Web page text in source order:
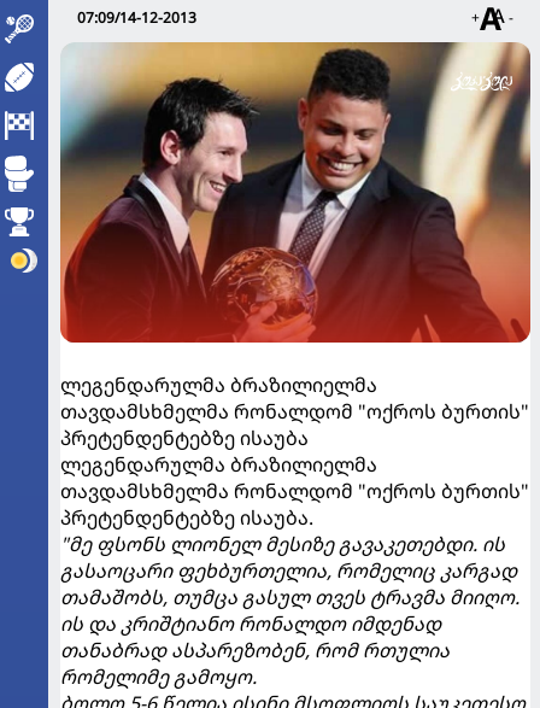
07:09/14-12-2013 + -
ლეგენდარულმა ბრაზილიელმა
თავდამსხმელმა რონალდომ "ოქროს ბურთის"
პრეტენდენტებზე ისაუბა
ლეგენდარულმა ბრაზილიელმა
თავდამსხმელმა რონალდომ "ოქროს ბურთის"
პრეტენდენტებზე ისაუბა.
"მე ფსონს ლიონელ მესიზე გავაკეთებდი. ის
გასაოცარი ფეხბურთელია, რომელიც კარგად
თამაშობს, თუმცა გასულ თვეს ტრავმა მიიღო.
ის და კრიშტიანო რონალდო იმდენად
თანაბრად ასპარეზობენ, რომ რთულია
რომელიმე გამოყო.